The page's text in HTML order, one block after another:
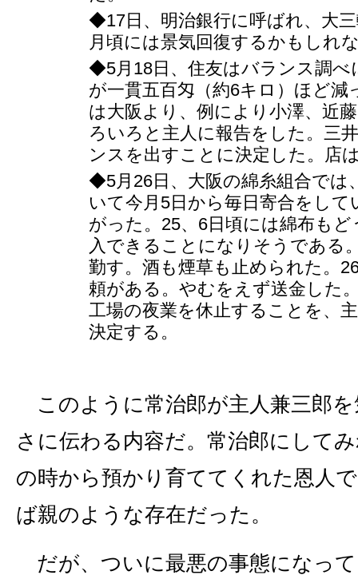
◆17日、明治銀行に呼ばれ、大
月頃には景気回復するかもしれ
◆5月18日、住友はバランス調べ
が一貫五百匁（約6キロ）ほど減
は大阪より、例により小澤、近
ろいろと主人に報告をした。三
ンスを出すことに決定した。店
◆5月26日、大阪の綿糸組合では
いて今月5日から毎日寄合をし
がった。25、6日頃には綿布も
入できることになりそうである
勤す。酒も煙草も止められた。
頼がある。やむをえず送金した
工場の夜業を休止することを、
決定する。
このように常治郎が主人兼三郎
さに伝わる内容だ。常治郎にして
の時から預かり育ててくれた恩人
ば親のような存在だった。
だが、ついに最悪の事態になっ